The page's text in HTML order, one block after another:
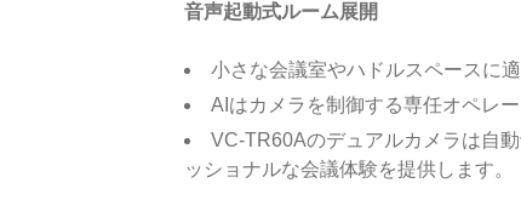
音声起動式ルーム展開
小さな会議室やハドルスペースに適
AIはカメラを制御する専任オペレ
VC-TR60Aのデュアルカメラは自
ッショナルな会議体験を提供します。